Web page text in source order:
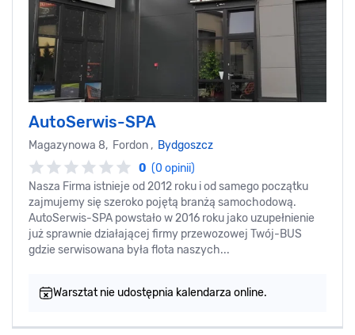
AutoSerwis-SPA
Magazynowa 8, Fordon , Bydgoszcz
0 (0 opinii)
Nasza Firma istnieje od 2012 roku i od samego początku
zajmujemy się szeroko pojętą branżą samochodową.
AutoSerwis-SPA powstało w 2016 roku jako uzupełnienie
już sprawnie działającej firmy przewozowej Twój-BUS
gdzie serwisowana była flota naszych...
Warsztat nie udostępnia kalendarza online.